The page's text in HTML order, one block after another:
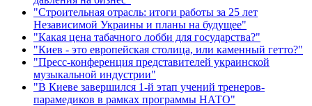
"Строительная отрасль: итоги работы за 25 лет
Независимой Украины и планы на будущее"
"Какая цена табачного лобби для государства?"
"Киев - это европейская столица, или каменный гетто?"
"Пресс-конференция представителей украинской
музыкальной индустрии"
"В Киеве завершился 1-й этап учений тренеров-
парамедиков в рамках программы НАТО"